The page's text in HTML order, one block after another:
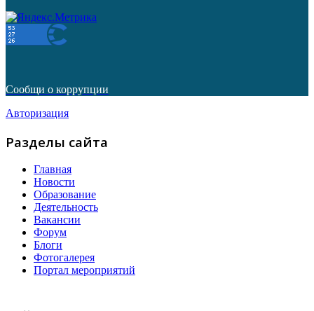
Сообщи о коррупции
Авторизация
Разделы сайта
Главная
Новости
Образование
Деятельность
Вакансии
Форум
Блоги
Фотогалерея
Портал мероприятий